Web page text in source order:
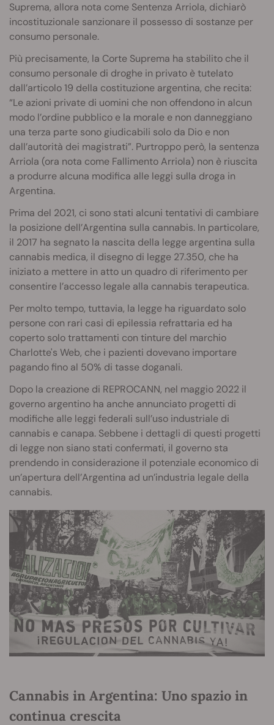
Suprema, allora nota come Sentenza Arriola, dichiarò
incostituzionale sanzionare il possesso di sostanze per
consumo personale.
Più precisamente, la Corte Suprema ha stabilito che il
consumo personale di droghe in privato è tutelato
dall’articolo 19 della costituzione argentina, che recita:
“Le azioni private di uomini che non offendono in alcun
modo l’ordine pubblico e la morale e non danneggiano
una terza parte sono giudicabili solo da Dio e non
dall’autorità dei magistrati”. Purtroppo però, la sentenza
Arriola (ora nota come Fallimento Arriola) non è riuscita
a produrre alcuna modifica alle leggi sulla droga in
Argentina.
Prima del 2021, ci sono stati alcuni tentativi di cambiare
la posizione dell’Argentina sulla cannabis. In particolare,
il 2017 ha segnato la nascita della legge argentina sulla
cannabis medica, il disegno di legge 27.350, che ha
iniziato a mettere in atto un quadro di riferimento per
consentire l’accesso legale alla cannabis terapeutica.
Per molto tempo, tuttavia, la legge ha riguardato solo
persone con rari casi di epilessia refrattaria ed ha
coperto solo trattamenti con tinture del marchio
Charlotte's Web, che i pazienti dovevano importare
pagando fino al 50% di tasse doganali.
Dopo la creazione di REPROCANN, nel maggio 2022 il
governo argentino ha anche annunciato progetti di
modifiche alle leggi federali sull’uso industriale di
cannabis e canapa. Sebbene i dettagli di questi progetti
di legge non siano stati confermati, il governo sta
prendendo in considerazione il potenziale economico di
un’apertura dell’Argentina ad un’industria legale della
cannabis.
Cannabis in Argentina: Uno spazio in
continua crescita